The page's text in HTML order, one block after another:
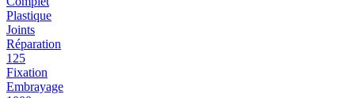
Plastique
Joints
Réparation
125
Fixation
Embrayage